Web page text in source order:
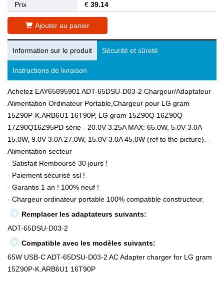
Prix
€ 39.14
Ajouter au panier
Information sur le produit Sécurité et sûreté
Instructions de livraison
Achetez EAY65895901 ADT-65DSU-D03-2 Chargeur/Adaptateur
Alimentation Ordinateur Portable,Chargeur pour LG gram
15Z90P-K.ARB6U1 16T90P, LG gram 15Z90Q 16Z90Q
17Z90Q16Z95PD série - 20.0V 3.25A MAX: 65.0W, 5.0V 3.0A
15.0W, 9.0V 3.0A 27.0W, 15.0V 3.0A 45.0W (ref to the picture). -
Alimentation secteur
- Satisfait Remboursé 30 jours !
- Paiement sécurisé ssl !
- Garantis 1 an ! 100% neuf !
- Chargeur ordinateur portable 100% compatible constructeur.
Remplacer les adaptateurs suivants:
ADT-65DSU-D03-2
Compatible avec les modèles suivants:
65W USB-C ADT-65DSU-D03-2 AC Adapter charger for LG gram
15Z90P-K.ARB6U1 16T90P